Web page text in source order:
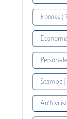
Ebooks (
Stampa (
Archivi